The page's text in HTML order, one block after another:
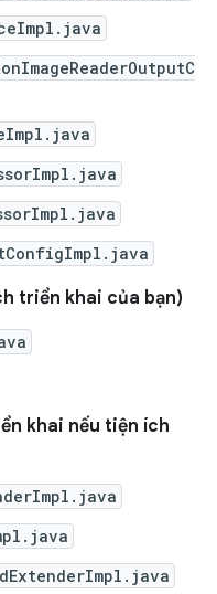
triển khai của bạn)
khai nếu tiện ích